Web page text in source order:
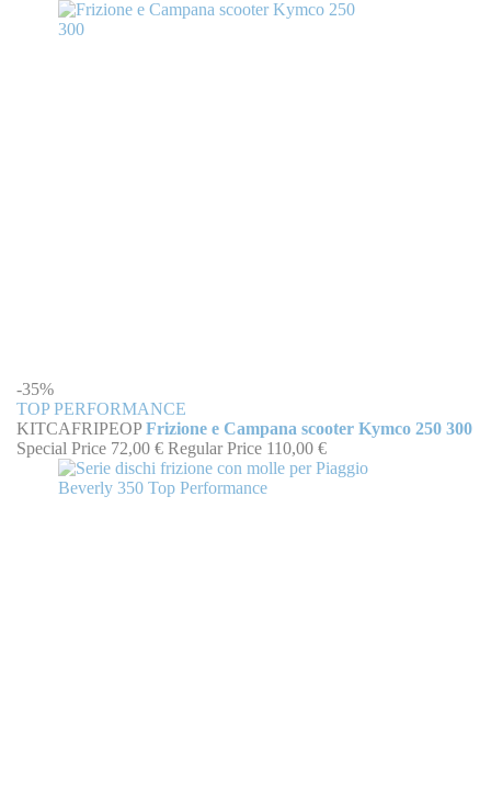
-35%
TOP PERFORMANCE
KITCAFRIPEOPFrizione e Campana scooter Kymco 250 300
Special Price 72,00 € Regular Price 110,00 €